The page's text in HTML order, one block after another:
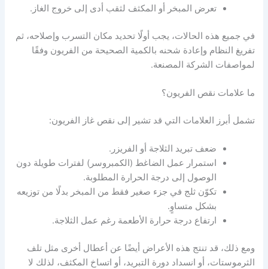
تعرض المبخر أو المكثف لثقب أدى إلى خروج الغاز.
في جميع هذه الحالات، يجب أولًا تحديد مكان التسرب وإصلاحه، ثم
تفريغ النظام وإعادة شحنه بالكمية الصحيحة من الفريون وفقًا
لمواصفات الشركة المصنعة.
ما علامات نقص الفريون؟
تشمل أبرز العلامات التي قد تشير إلى نقص غاز الفريون:
ضعف تبريد الثلاجة أو الفريزر.
استمرار عمل الضاغط (الكمبروسر) لفترات طويلة دون
الوصول إلى درجة الحرارة المطلوبة.
تكوّن ثلج في جزء صغير فقط من المبخر بدلًا من توزيعه
بشكل متساوٍ.
ارتفاع درجة حرارة الأطعمة رغم عمل الثلاجة.
ومع ذلك، قد تنتج هذه الأعراض أيضًا عن أعطال أخرى مثل تلف
الثرموستات، أو انسداد دورة التبريد، أو اتساخ المكثف، لذلك لا